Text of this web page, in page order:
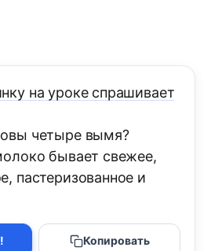
на уроке спрашивает
четыре вымя?
бывает свежее,
пастеризованное и
Копировать